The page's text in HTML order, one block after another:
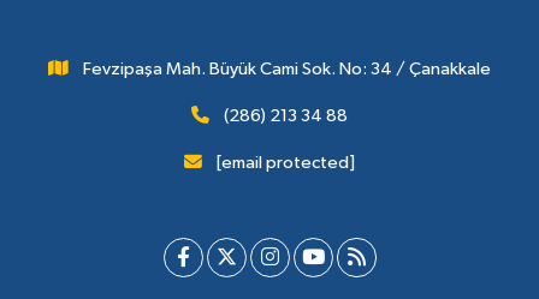
Fevzipaşa Mah. Büyük Cami Sok. No: 34 / Çanakkale
(286) 213 34 88
[email protected]